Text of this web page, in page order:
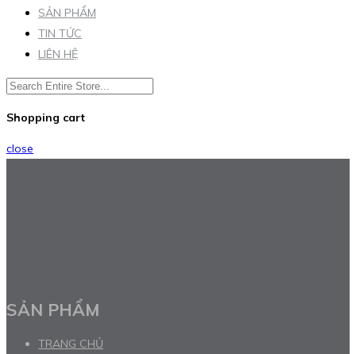
SẢN PHẨM
TIN TỨC
LIÊN HỆ
Shopping cart
close
SẢN PHẨM
TRANG CHỦ